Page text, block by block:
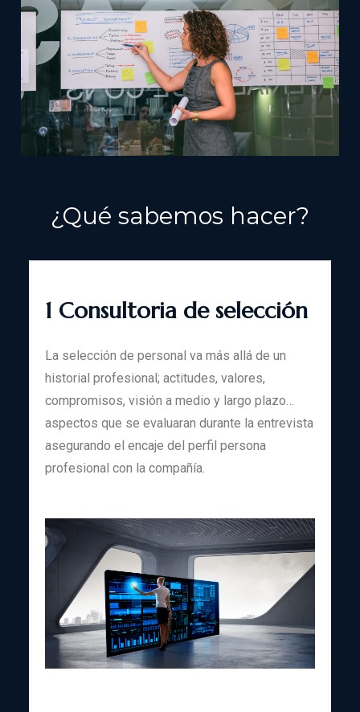
¿Qué sabemos hacer?
1 Consultoria de selección
La selección de personal va más allá de un
historial profesional; actitudes, valores,
compromisos, visión a medio y largo plazo…
aspectos que se evaluaran durante la entrevista
asegurando el encaje del perfil persona
profesional con la compañía.